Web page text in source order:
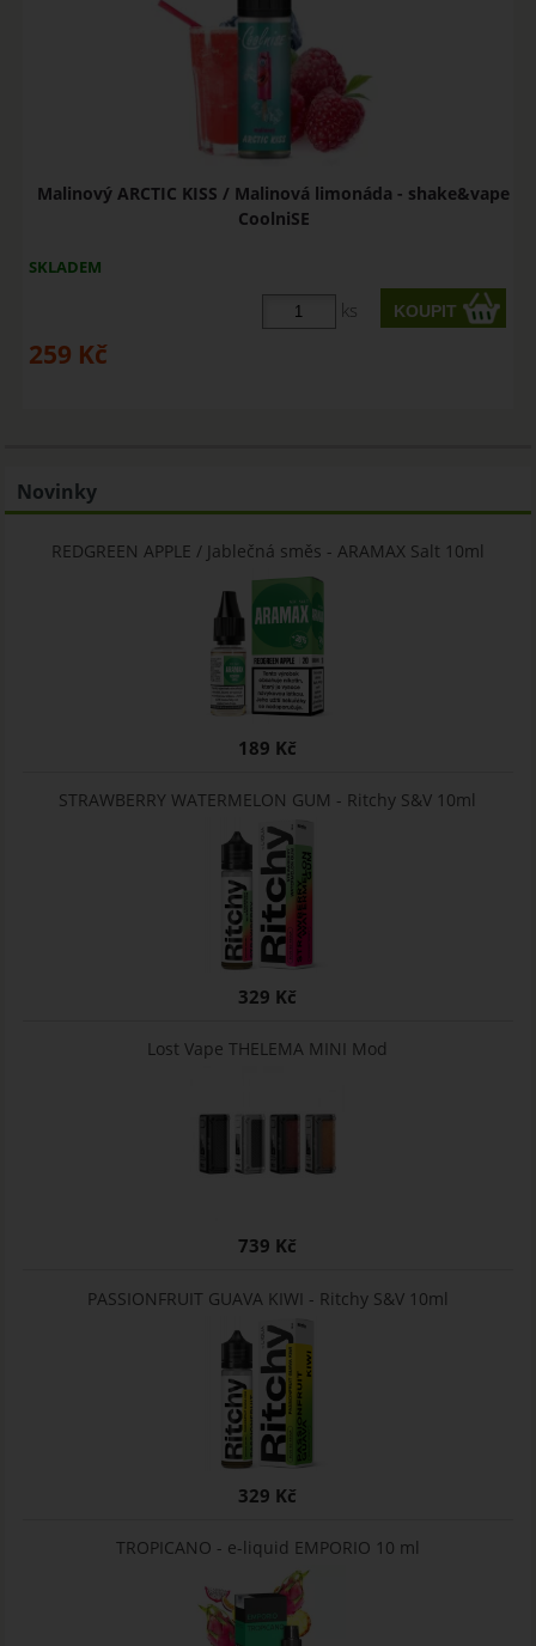
Malinový ARCTIC KISS / Malinová limonáda - shake&vape
CoolniSE
SKLADEM
ks
259 Kč
Novinky
REDGREEN APPLE / Jablečná směs - ARAMAX Salt 10ml
189 Kč
STRAWBERRY WATERMELON GUM - Ritchy S&V 10ml
329 Kč
Lost Vape THELEMA MINI Mod
739 Kč
PASSIONFRUIT GUAVA KIWI - Ritchy S&V 10ml
329 Kč
TROPICANO - e-liquid EMPORIO 10 ml